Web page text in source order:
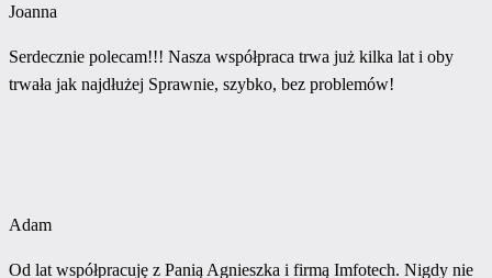
Joanna
Serdecznie polecam!!! Nasza współpraca trwa już kilka lat i oby
trwała jak najdłużej Sprawnie, szybko, bez problemów!
Adam
Od lat współpracuję z Panią Agnieszka i firmą Imfotech. Nigdy nie